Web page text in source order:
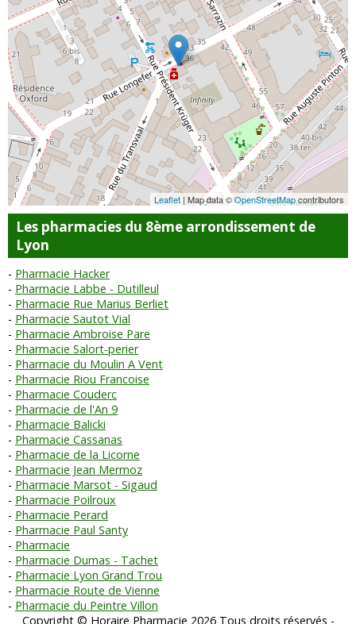
Leaflet | Map data ©OpenStreetMapcontributors
Les pharmacies du 8ème arrondissement de
Lyon
Pharmacie Hacker
Pharmacie Labbe - Dutilleul
Pharmacie Rue Marius Berliet
Pharmacie Sautot Vial
Pharmacie Ambroise Pare
Pharmacie Salort-perier
Pharmacie du Moulin A Vent
Pharmacie Riou Francoise
Pharmacie Couderc
Pharmacie de l'An 9
Pharmacie Balicki
Pharmacie Cassanas
Pharmacie de la Licorne
Pharmacie Jean Mermoz
Pharmacie Marsot - Sigaud
Pharmacie Poilroux
Pharmacie Perard
Pharmacie Paul Santy
Pharmacie
Pharmacie Dumas - Tachet
Pharmacie Lyon Grand Trou
Pharmacie Route de Vienne
Pharmacie du Peintre Villon
Copyright © Horaire Pharmacie 2026 Tous droits réservés -